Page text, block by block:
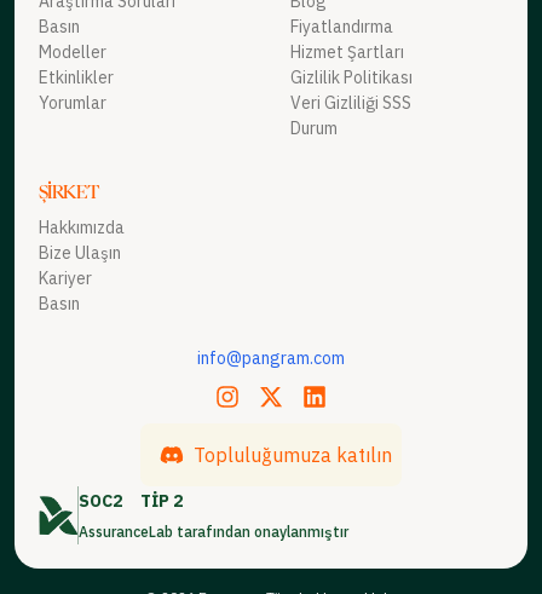
Basın
Modeller
Etkinlikler
Yorumlar
Fiyatlandırma
Hizmet Şartları
Gizlilik Politikası
Veri Gizliliği SSS
Durum
ŞIRKET
Hakkımızda
Bize Ulaşın
Kariyer
Basın
SOC2 TİP 2
AssuranceLab tarafından onaylanmıştır
info@pangram.com
Topluluğumuza katılın